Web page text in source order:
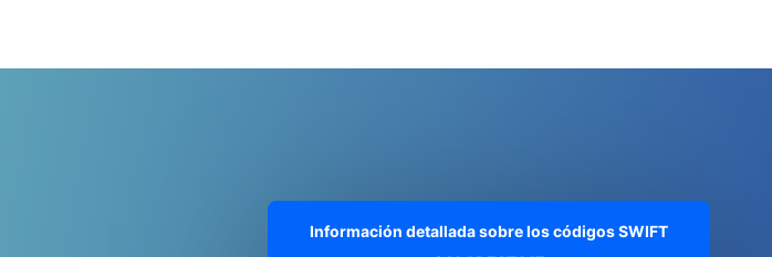
Información detallada sobre los códigos SWIFT